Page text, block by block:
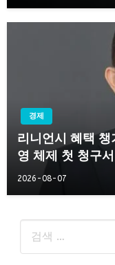
경제
리니언시 혜택
영 체제 첫 청구
2026-08-07